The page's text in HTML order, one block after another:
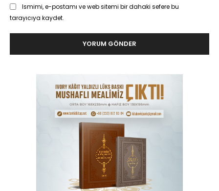
Ismimi, e-postamı ve web sitemi bir dahaki sefere bu
tarayıcıya kaydet.